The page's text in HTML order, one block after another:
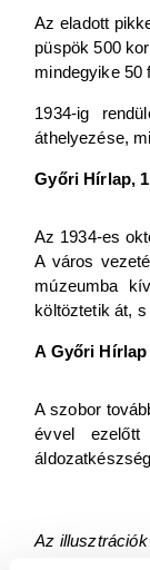
Az eladott
püspök 500
mindegyike 50
1934-ig
áthelyezése,
Győri Hírlap,
Az 1934-es
A város
múzeumba
költöztetik át,
A Győri
A szobor
évvel ezelőtt
Az